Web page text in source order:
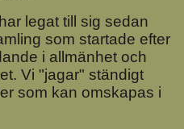
legat till sig sedan
som startade efter
i allmänhet och
Vi "jagar" ständigt
som kan omskapas i